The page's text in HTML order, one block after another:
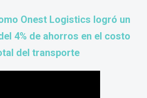
Onest Logistics logró un
4% de ahorros en el costo
del transporte